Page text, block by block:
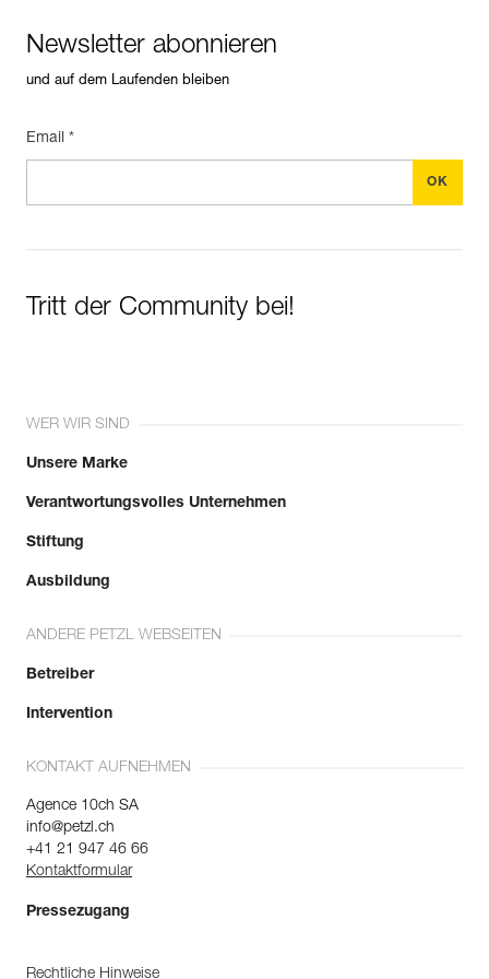
Newsletter abonnieren
und auf dem Laufenden bleiben
Email *
Tritt der Community bei!
WER WIR SIND
Unsere Marke
Verantwortungsvolles Unternehmen
Stiftung
Ausbildung
ANDERE PETZL WEBSEITEN
Betreiber
Intervention
KONTAKT AUFNEHMEN
Agence 10ch SA
info@petzl.ch
+41 21 947 46 66
Kontaktformular
Pressezugang
Rechtliche Hinweise